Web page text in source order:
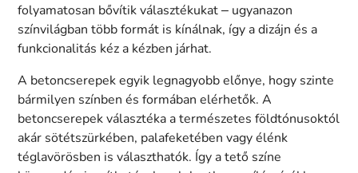
folyamatosan bővítik választékukat – ugyanazon
színvilágban több formát is kínálnak, így a dizájn és a
funkcionalitás kéz a kézben járhat.
A betoncserepek egyik legnagyobb előnye, hogy szinte
bármilyen színben és formában elérhetők. A
betoncserepek választéka a természetes földtónusoktól
akár sötétszürkében, palafeketében vagy élénk
téglavörösben is választhatók. Így a tető színe